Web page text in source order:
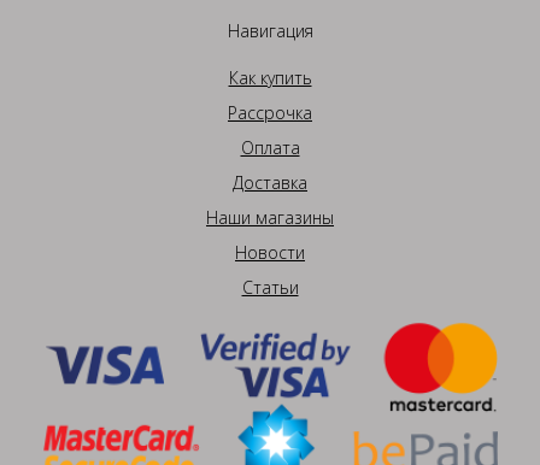
Навигация
Как купить
Рассрочка
Оплата
Доставка
Наши магазины
Новости
Статьи